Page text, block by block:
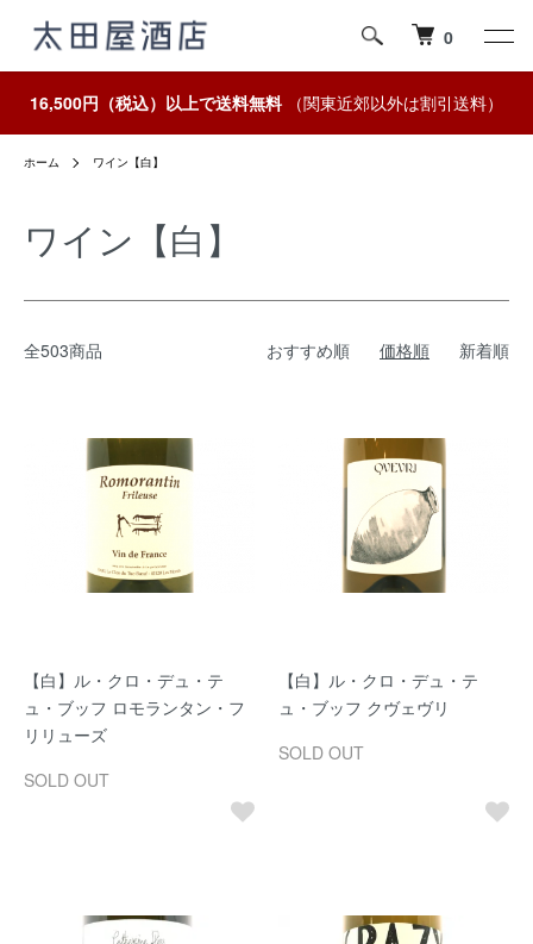
0
16,500円（税込）以上で送料無料（関東近郊以外は割引送料）
ホーム ワイン【白】
ワイン【白】
全503商品 おすすめ順 価格順 新着順
【白】ル・クロ・デュ・テ
ュ・ブッフ ロモランタン・フ
リリューズ
SOLD OUT
【白】ル・クロ・デュ・テ
ュ・ブッフ クヴェヴリ
SOLD OUT